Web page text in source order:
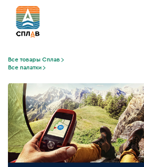
Все товары Сплав
Все палатки